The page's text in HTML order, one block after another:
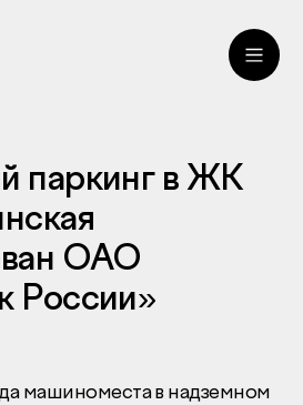
паркинг в ЖК
ОАО
России»
машиноместа в надземном